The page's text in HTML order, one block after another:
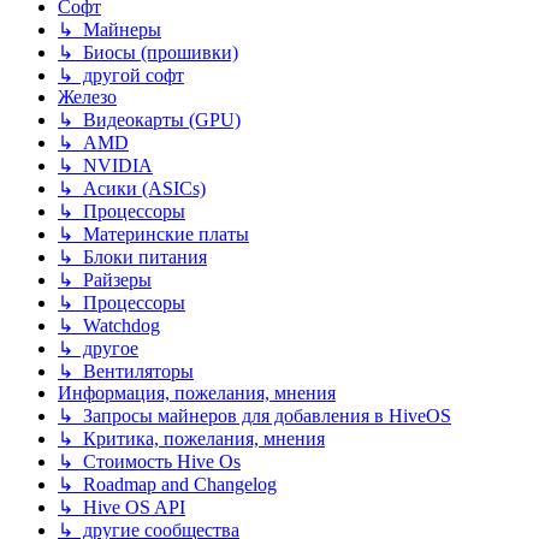
Софт
↳ Майнеры
↳ Биосы (прошивки)
↳ другой софт
Железо
↳ Видеокарты (GPU)
↳ AMD
↳ NVIDIA
↳ Асики (ASICs)
↳ Процессоры
↳ Материнские платы
↳ Блоки питания
↳ Райзеры
↳ Процессоры
↳ Watchdog
↳ другое
↳ Вентиляторы
Информация, пожелания, мнения
↳ Запросы майнеров для добавления в HiveOS
↳ Критика, пожелания, мнения
↳ Стоимость Hive Os
↳ Roadmap and Changelog
↳ Hive OS API
↳ другие сообщества